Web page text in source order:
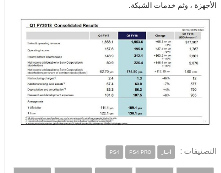
الأجهزة ، وثم خدمات الشبكة.
التصنيفات : أخبار PS4 PS4 PRO